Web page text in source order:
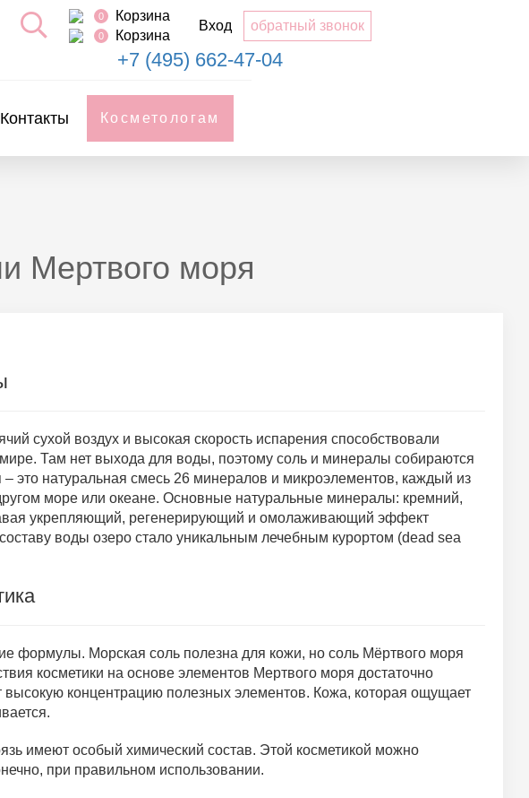
0 Корзина
0 Корзина
Вход обратный звонок
+7 (495) 662-47-04
Контакты Косметологам
Мертвого моря
сухой воздух и высокая скорость испарения способствовали
Там нет выхода для воды, поэтому соль и минералы собираются
это натуральная смесь 26 минералов и микроэлементов, каждый из
море или океане. Основные натуральные минералы: кремний,
укрепляющий, регенерирующий и омолаживающий эффект
воды озеро стало уникальным лечебным курортом (dead sea
формулы. Морская соль полезна для кожи, но соль Мёртвого моря
косметики на основе элементов Мертвого моря достаточно
концентрацию полезных элементов. Кожа, которая ощущает
имеют особый химический состав. Этой косметикой можно
при правильном использовании.